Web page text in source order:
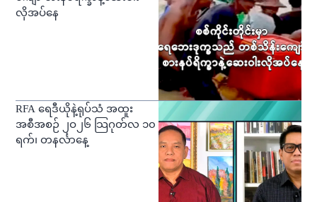
လိုအပ်နေ
RFA ရေဒီယိုနဲ့ရုပ်သံ အထူး
အစီအစဉ် ၂ဝ၂၆ သြဂုတ်လ ၁၀
ရက်၊ တနင်္လာနေ့